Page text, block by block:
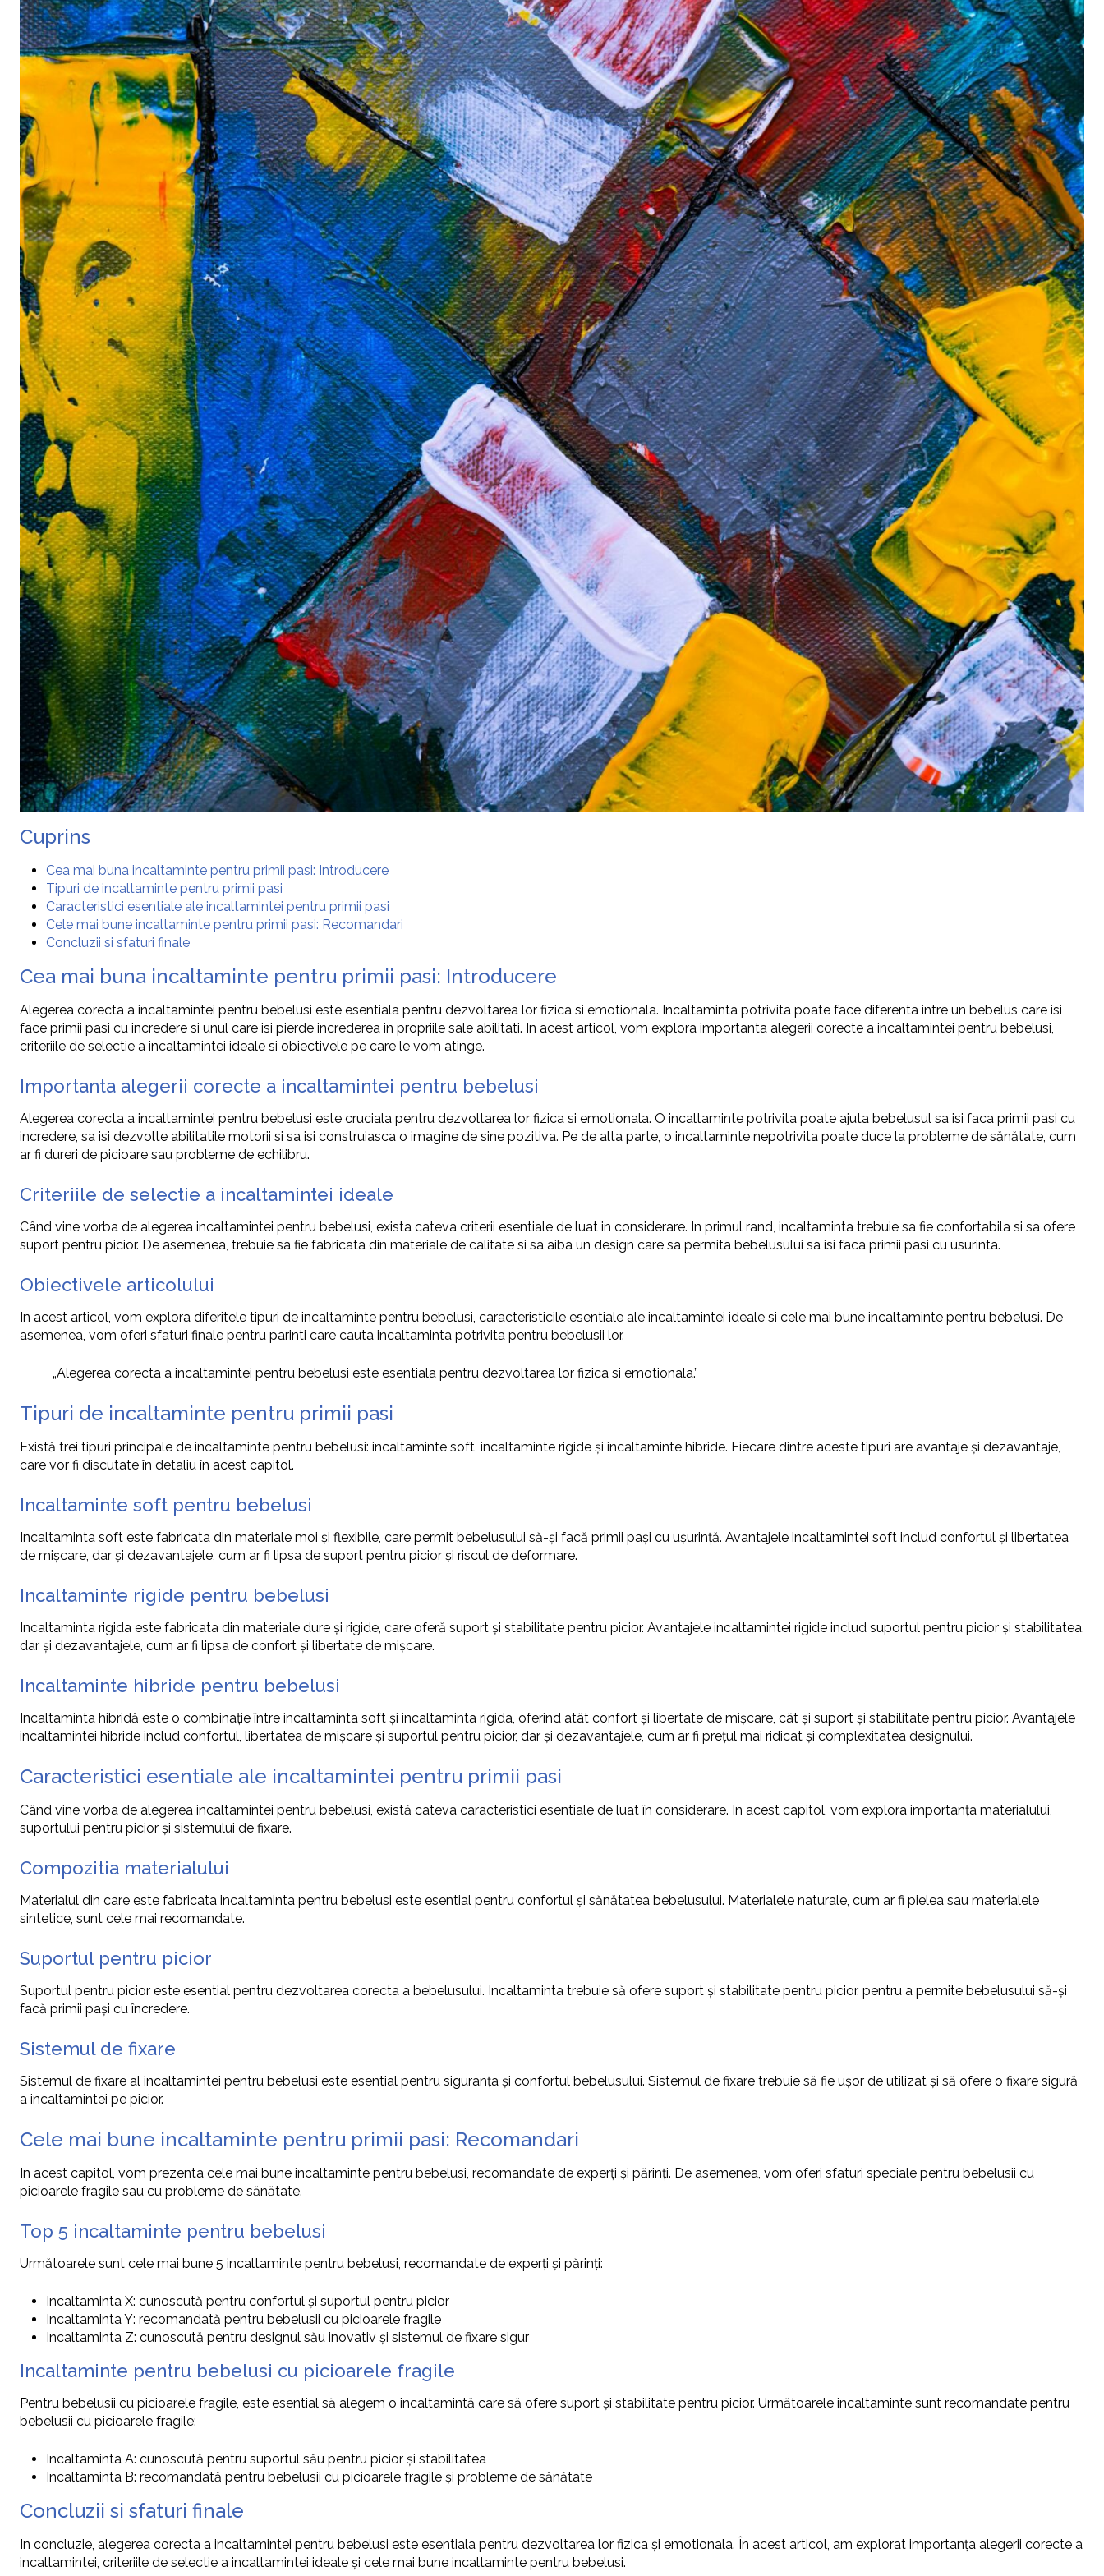
Cuprins
Cea mai buna incaltaminte pentru primii pasi: Introducere
Tipuri de incaltaminte pentru primii pasi
Caracteristici esentiale ale incaltamintei pentru primii pasi
Cele mai bune incaltaminte pentru primii pasi: Recomandari
Concluzii si sfaturi finale
Cea mai buna incaltaminte pentru primii pasi: Introducere
Alegerea corecta a incaltamintei pentru bebelusi este esentiala pentru dezvoltarea lor fizica si emotionala. Incaltaminta potrivita poate face diferenta intre un bebelus care isi
face primii pasi cu incredere si unul care isi pierde increderea in propriile sale abilitati. In acest articol, vom explora importanta alegerii corecte a incaltamintei pentru bebelusi,
criteriile de selectie a incaltamintei ideale si obiectivele pe care le vom atinge.
Importanta alegerii corecte a incaltamintei pentru bebelusi
Alegerea corecta a incaltamintei pentru bebelusi este cruciala pentru dezvoltarea lor fizica si emotionala. O incaltaminte potrivita poate ajuta bebelusul sa isi faca primii pasi cu
incredere, sa isi dezvolte abilitatile motorii si sa isi construiasca o imagine de sine pozitiva. Pe de alta parte, o incaltaminte nepotrivita poate duce la probleme de sănătate, cum
ar fi dureri de picioare sau probleme de echilibru.
Criteriile de selectie a incaltamintei ideale
Când vine vorba de alegerea incaltamintei pentru bebelusi, exista cateva criterii esentiale de luat in considerare. In primul rand, incaltaminta trebuie sa fie confortabila si sa ofere
suport pentru picior. De asemenea, trebuie sa fie fabricata din materiale de calitate si sa aiba un design care sa permita bebelusului sa isi faca primii pasi cu usurinta.
Obiectivele articolului
In acest articol, vom explora diferitele tipuri de incaltaminte pentru bebelusi, caracteristicile esentiale ale incaltamintei ideale si cele mai bune incaltaminte pentru bebelusi. De
asemenea, vom oferi sfaturi finale pentru parinti care cauta incaltaminta potrivita pentru bebelusii lor.
„Alegerea corecta a incaltamintei pentru bebelusi este esentiala pentru dezvoltarea lor fizica si emotionala.”
Tipuri de incaltaminte pentru primii pasi
Există trei tipuri principale de incaltaminte pentru bebelusi: incaltaminte soft, incaltaminte rigide și incaltaminte hibride. Fiecare dintre aceste tipuri are avantaje și dezavantaje,
care vor fi discutate în detaliu în acest capitol.
Incaltaminte soft pentru bebelusi
Incaltaminta soft este fabricata din materiale moi și flexibile, care permit bebelusului să-și facă primii pași cu ușurință. Avantajele incaltamintei soft includ confortul și libertatea
de mișcare, dar și dezavantajele, cum ar fi lipsa de suport pentru picior și riscul de deformare.
Incaltaminte rigide pentru bebelusi
Incaltaminta rigida este fabricata din materiale dure și rigide, care oferă suport și stabilitate pentru picior. Avantajele incaltamintei rigide includ suportul pentru picior și stabilitatea,
dar și dezavantajele, cum ar fi lipsa de confort și libertate de mișcare.
Incaltaminte hibride pentru bebelusi
Incaltaminta hibridă este o combinație între incaltaminta soft și incaltaminta rigida, oferind atât confort și libertate de mișcare, cât și suport și stabilitate pentru picior. Avantajele
incaltamintei hibride includ confortul, libertatea de mișcare și suportul pentru picior, dar și dezavantajele, cum ar fi prețul mai ridicat și complexitatea designului.
Caracteristici esentiale ale incaltamintei pentru primii pasi
Când vine vorba de alegerea incaltamintei pentru bebelusi, există cateva caracteristici esentiale de luat în considerare. In acest capitol, vom explora importanța materialului,
suportului pentru picior și sistemului de fixare.
Compozitia materialului
Materialul din care este fabricata incaltaminta pentru bebelusi este esential pentru confortul și sănătatea bebelusului. Materialele naturale, cum ar fi pielea sau materialele
sintetice, sunt cele mai recomandate.
Suportul pentru picior
Suportul pentru picior este esential pentru dezvoltarea corecta a bebelusului. Incaltaminta trebuie să ofere suport și stabilitate pentru picior, pentru a permite bebelusului să-și
facă primii pași cu încredere.
Sistemul de fixare
Sistemul de fixare al incaltamintei pentru bebelusi este esential pentru siguranța și confortul bebelusului. Sistemul de fixare trebuie să fie ușor de utilizat și să ofere o fixare sigură
a incaltamintei pe picior.
Cele mai bune incaltaminte pentru primii pasi: Recomandari
In acest capitol, vom prezenta cele mai bune incaltaminte pentru bebelusi, recomandate de experți și părinți. De asemenea, vom oferi sfaturi speciale pentru bebelusii cu
picioarele fragile sau cu probleme de sănătate.
Top 5 incaltaminte pentru bebelusi
Următoarele sunt cele mai bune 5 incaltaminte pentru bebelusi, recomandate de experți și părinți:
Incaltaminta X: cunoscută pentru confortul și suportul pentru picior
Incaltaminta Y: recomandată pentru bebelusii cu picioarele fragile
Incaltaminta Z: cunoscută pentru designul său inovativ și sistemul de fixare sigur
Incaltaminte pentru bebelusi cu picioarele fragile
Pentru bebelusii cu picioarele fragile, este esential să alegem o incaltamintă care să ofere suport și stabilitate pentru picior. Următoarele incaltaminte sunt recomandate pentru
bebelusii cu picioarele fragile:
Incaltaminta A: cunoscută pentru suportul său pentru picior și stabilitatea
Incaltaminta B: recomandată pentru bebelusii cu picioarele fragile și probleme de sănătate
Concluzii si sfaturi finale
In concluzie, alegerea corecta a incaltamintei pentru bebelusi este esentiala pentru dezvoltarea lor fizica și emotionala. În acest articol, am explorat importanța alegerii corecte a
incaltamintei, criteriile de selectie a incaltamintei ideale și cele mai bune incaltaminte pentru bebelusi.